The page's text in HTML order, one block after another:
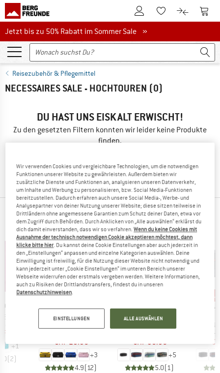
Zum KundenkontoZum Merkzettel.
Zum Zum
Jetzt bis zu 50% Rabatt im Sommer Sale
Jetzt bis zu 50% Rabatt im Sommer Sale »
Reisezubehör & Pflegemittel
NECESSAIRES SALE - HOCHTOUREN (0)
DU HAST UNS EISKALT ERWISCHT!
Zu den gesetzten Filtern konnten wir leider keine Produkte
finden.
weniger Filterwerten.
TOP PRODUKTE DEINER LIEBLINGSMARKEN
Preis
17.96
+1
(2)
Base Camp Travel Canister
CHF 29.96
+3
4.9(12)
Rabatt
bis 25%
PATAGONIA
Artikel
Black Hole Cube 3
CHF 35.96
+5
5.0(1)
Wir verwenden Cookies und vergleichbare Technologien, um die notwendigen
Funktionen unserer Website zu gewährleisten. Außerdem bieten wir
zusätzliche Dienste und Funktionen an, analysieren unseren Datenverkehr,
um Inhalte und Werbung zu personalisieren, bzw. Social Media-Funktionen
bereitzustellen. Dadurch erfahren auch unsere Social Media-, Werbe- und
Analysepartner von deiner Nutzung unserer Website; diese sitzen teilweise in
Drittländern ohne angemessene Garantien zum Schutz deiner Daten, etwa vor
dem Zugriff durch Behörden. Durch Anklicken von „Alle auswählen“ erklärst du
dich damit einverstanden, dass wir so verfahren.Wenn du keine Cookies mit
Ausnahme der technisch notwendigen Cookie akzeptieren möchtest, dann
klicke bitte hier. Du kannst deine Cookie Einstellungen aber auch jederzeit in
den „Einstellungen“ anpassen und einzelne Kategorien auswählen. Deine
Einwilligung ist freiwillig, für die Nutzung dieser Website nicht notwendig und
kann jederzeit unter „Cookie Einstellungen“ im unteren Bereich unserer
Webseite widerrufen oder erstmals vergeben werden. Weitere Informationen,
auch zu Risiken der Drittlandstransfers, findest du in unseren
Datenschutzhinweisen.
EINSTELLUNGEN ALLE AUSWÄHLEN